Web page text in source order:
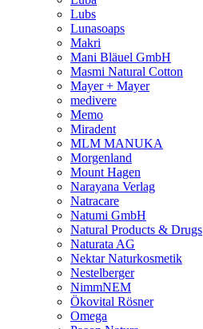
Lubs
Lunasoaps
Makri
Mani Bläuel GmbH
Masmi Natural Cotton
Mayer + Mayer
medivere
Memo
Miradent
MLM MANUKA
Morgenland
Mount Hagen
Narayana Verlag
Natracare
Natumi GmbH
Natural Products & Drugs
Naturata AG
Nektar Naturkosmetik
Nestelberger
NimmNEM
Ökovital Rösner
Omega